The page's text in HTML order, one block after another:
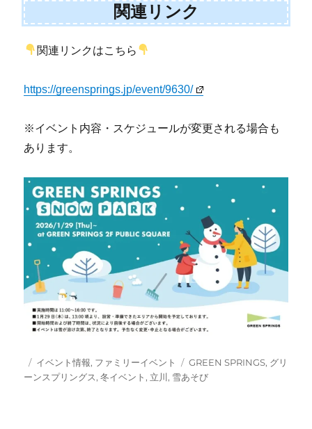
関連リンク
関連リンクはこちら
https://greensprings.jp/event/9630/
※イベント内容・スケジュールが変更される場合も
あります。
投
稿
カ
テ
イベント情報, ファミリーイベント
タ
グ
GREEN SPRINGS, グリ
ーンスプリングス,冬イベント , 立川, 雪あそび